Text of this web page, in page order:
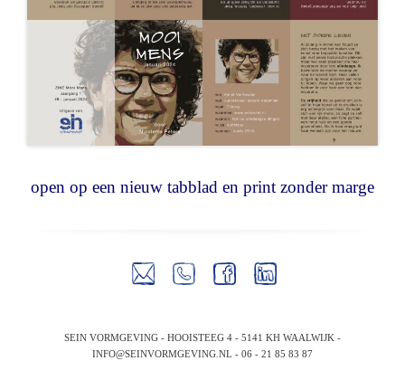
open op een nieuw tabblad en print zonder marge
SEIN VORMGEVING - HOOISTEEG 4 - 5141 KH WAALWIJK -
INFO@SEINVORMGEVING.NL - 06 - 21 85 83 87